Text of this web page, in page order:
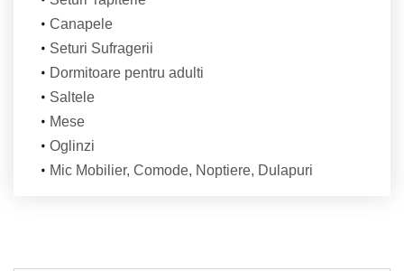
Canapele
Seturi Sufragerii
Dormitoare pentru adulti
Saltele
Mese
Oglinzi
Mic Mobilier, Comode, Noptiere, Dulapuri